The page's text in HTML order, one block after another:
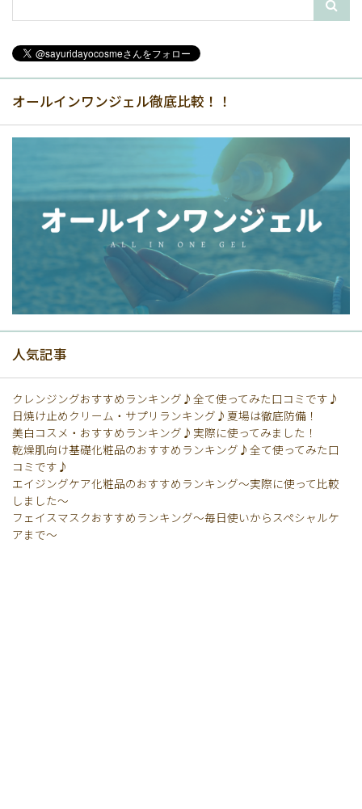
オールインワンジェル徹底比較！！
人気記事
クレンジングおすすめランキング♪全て使ってみた口コミです♪
日焼け止めクリーム・サプリランキング♪夏場は徹底防備！
美白コスメ・おすすめランキング♪実際に使ってみました！
乾燥肌向け基礎化粧品のおすすめランキング♪全て使ってみた口
コミです♪
エイジングケア化粧品のおすすめランキング〜実際に使って比較
しました〜
フェイスマスクおすすめランキング〜毎日使いからスペシャルケ
アまで〜